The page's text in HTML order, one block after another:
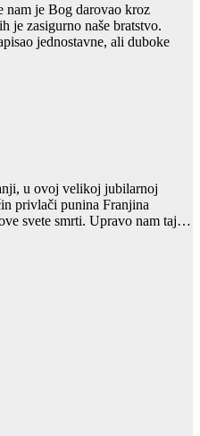
nam je Bog darovao kroz
je zasigurno naše bratstvo.
jednostavne, ali duboke
u ovoj velikoj jubilarnoj
privlači punina Franjina
svete smrti. Upravo nam taj…